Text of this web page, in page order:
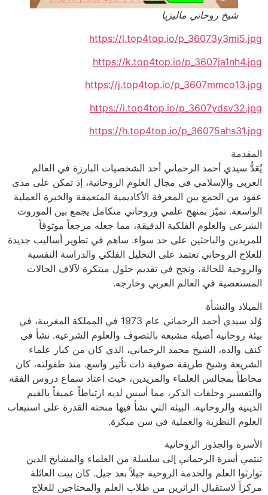
شيخ روحاني ماليزيا
https://l.top4top.io/p_36073y3mi5.jpg
https://k.top4top.io/p_3607ja1nh4.jpg
https://j.top4top.io/p_3607mmco13.jpg
https://i.top4top.io/p_3607ydsv32.jpg
https://h.top4top.io/p_36075ahs31.jpg
المقدمة
يُعَدُّ سيدي أحمد الرحماني أحد الشخصيات البارزة في العالم
العربي والإسلامي في مجال العلوم الروحانية، إذ تمكن على مدى
عقود من الجمع بين المعرفة الأكاديمية المتعمقة والخبرة العملية
الواسعة. تميّز بمنهج علمي وروحاني متكامل يجمع بين الموروث
الشرعي والعلوم الفلكية الدقيقة، مما جعله مرجعاً موثوقاً
للمريدين والباحثين على حد سواء. ساهم في تطوير أساليب جديدة
للعلاج الروحاني تعتمد على التحليل الفلكي والدراسة النفسية
والروحية للحالة، ونجح في تقديم حلول مبتكرة لآلاف الحالات
المستعصية في العالم العربي وخارجه.
الميلاد والنشأة
وُلد سيدي أحمد الرحماني عام 1973 في المملكة المغربية، في
بيئة روحانية أصيلة مشبعة بالتصوف والعلوم الشرعية. نشأ في
كنف والده، الشيخ محمد الرحماني، الذي كان من كبار علماء
الشريعة وشيخ طريقة صوفية ذات تأثير واسع. منذ طفولته، كان
محاطاً بمجالس العلماء والمريدين، حيث اعتاد سماع دروس الفقه
والتفسير وحلقات الذكر، مما أسس لديه ارتباطاً عميقاً بالقيم
الدينية والروحانية. البيئة التي نشأ فيها منحته القدرة على استيعاب
العلوم النظرية والعملية في سن مبكرة.
الأسرة والجذور الروحانية
تنتمي أسرة الرحماني إلى سلسلة من العلماء والمشايخ الذين
توارثوا العلم والخدمة الروحية جيلاً بعد جيل. كان بيت العائلة
مركزاً لاستقبال الزائرين من طلاب العلم والمحتاجين للعلاج